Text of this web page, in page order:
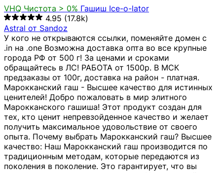
VHQ Чистота > 0% Гашиш Ice-o-lator
4.95 (17.8k)
Astral от Sandoz
У кого не открываются ссылки, поменяйте домен с
.in на .one Возможна доставка опта во все крупные
города РФ от 500 г! За ценами и сроками
обращайтесь в ЛС! РАБОТА от 1500р. В МСК
предзаказы от 100г, доставка на район - платная.
Марокканский гаш - Высшее качество для истинных
ценителей! Добро пожаловать в мир элитного
Марокканского гашиша! Этот продукт создан для
тех, кто ценит непревзойденное качество и желает
получить максимальное удовольствие от своего
опыта. Почему выбрать Марокканский гаш? Высшее
качество: Наш Марокканский гаш производится по
традиционным методам, которые передаются из
поколения в поколение. Это гарантирует, что вы